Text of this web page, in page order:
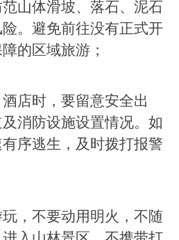
山体滑坡、落石、泥石
。避免前往没有正式开
的区域旅游；
店时，要留意安全出
消防设施设置情况。如
序逃生，及时拨打报警
，不要动用明火，不随